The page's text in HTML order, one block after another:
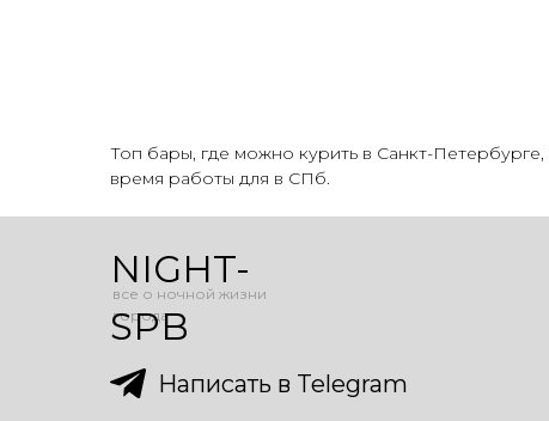
Топ бары, где можно курить в Санкт-
время работы для в СПб.
Написать в Telegram
все о ночной жизни
города
NIGHT-
SPB